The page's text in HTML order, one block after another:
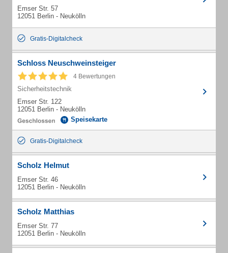
Emser Str. 57
12051 Berlin - Neukölln
Gratis-Digitalcheck
Schloss Neuschweinsteiger
4 Bewertungen
Sicherheitstechnik
Emser Str. 122
12051 Berlin - Neukölln
Speisekarte
Gratis-Digitalcheck
Scholz Helmut
Emser Str. 46
12051 Berlin - Neukölln
Scholz Matthias
Emser Str. 77
12051 Berlin - Neukölln